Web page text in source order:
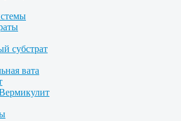
субстрат
вата